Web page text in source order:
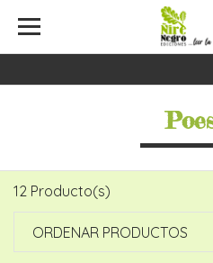
12 Producto(s)
ORDENAR PRODUCTOS